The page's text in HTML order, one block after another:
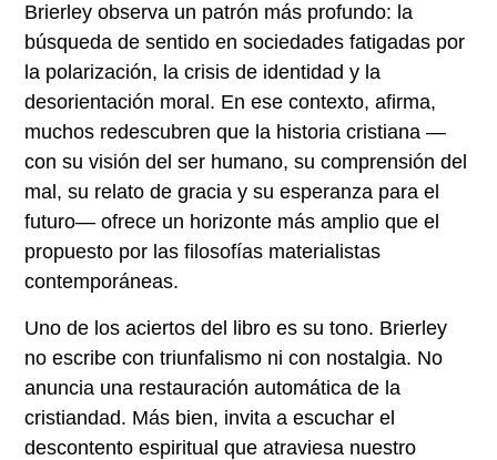
Brierley observa un patrón más profundo: la
búsqueda de sentido en sociedades fatigadas por
la polarización, la crisis de identidad y la
desorientación moral. En ese contexto, afirma,
muchos redescubren que la historia cristiana —
con su visión del ser humano, su comprensión del
mal, su relato de gracia y su esperanza para el
futuro— ofrece un horizonte más amplio que el
propuesto por las filosofías materialistas
contemporáneas.
Uno de los aciertos del libro es su tono. Brierley
no escribe con triunfalismo ni con nostalgia. No
anuncia una restauración automática de la
cristiandad. Más bien, invita a escuchar el
descontento espiritual que atraviesa nuestro